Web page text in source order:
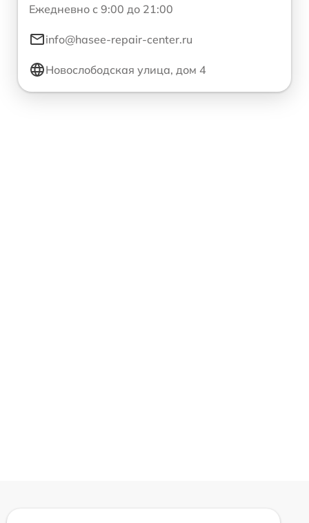
Ежедневно с 9:00 до 21:00
info@hasee-repair-center.ru
Новослободская улица, дом 4